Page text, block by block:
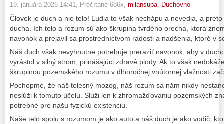
19. januára 2026 14:41 , Prečítané 686x, milansupa Duchovno
Človek je duch a nie telo! Ľudia to však nechápu a nevedia, a
ducha. Ich telo a rozum sú ako škrupina tvrdého orecha, ktorá
navonok a prejavil sa prostredníctvom radosti a nadšenia, ktoré v
Náš duch však nevyhnutne potrebuje preraziť navonok, aby v
vyrástol v silný strom, prinášajúci zdravé plody. Ak to však
škrupinou pozemského rozumu v dlhoročnej vnútornej vlažnosti
Pochopme, že náš telesný mozog, náš rozum sa nám nikdy
neslúži k tomuto účelu. Slúži len k zhromažďovaniu pozemských
potrebné pre našu fyzickú existenciu.
Naše telo spolu s rozumom je ako auto a náš duch je ako vodič,